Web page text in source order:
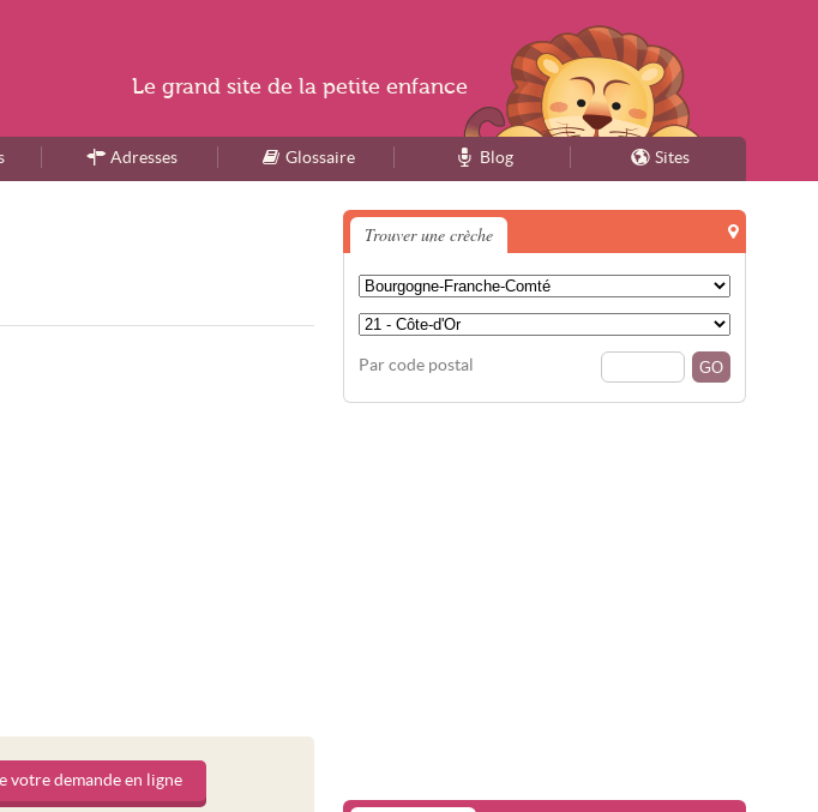
Adresses Glossaire Blog Sites
votre demande en ligne
Trouver une crèche
Par code postal
Le grand site de la petite enfance